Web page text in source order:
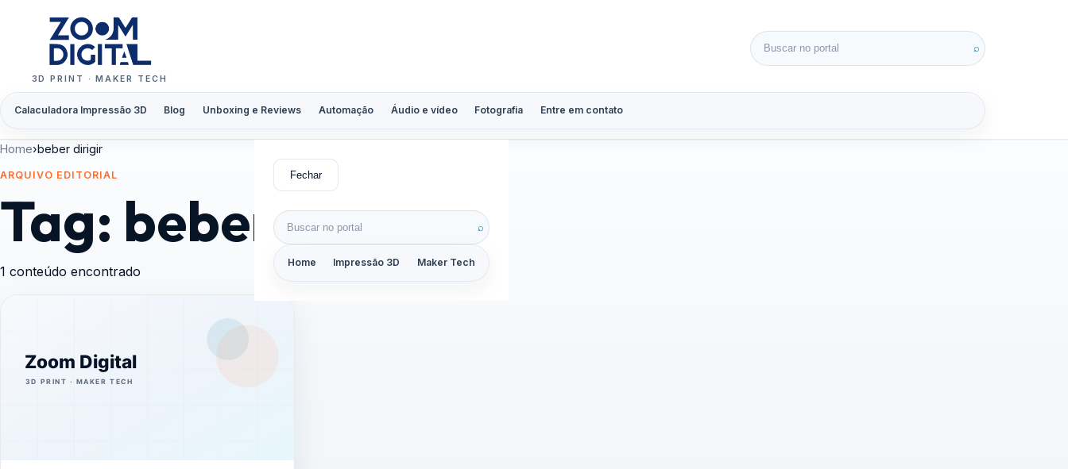
3D PRINT · MAKER TECH
Calaculadora Impressão 3D Blog Unboxing e Reviews Automação Áudio e vídeo Fotografia Entre em contato
Buscar por: ⌕
Fechar
Buscar por: ⌕
Home Impressão 3D Maker Tech
Home›beber dirigir
ARQUIVO EDITORIAL
Tag: beber dirigir
1 conteúdo encontrado